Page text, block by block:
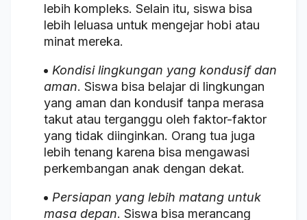
lebih kompleks. Selain itu, siswa bisa
lebih leluasa untuk mengejar hobi atau
minat mereka.
Kondisi lingkungan yang kondusif dan
aman. Siswa bisa belajar di lingkungan
yang aman dan kondusif tanpa merasa
takut atau terganggu oleh faktor-faktor
yang tidak diinginkan. Orang tua juga
lebih tenang karena bisa mengawasi
perkembangan anak dengan dekat.
Persiapan yang lebih matang untuk
masa depan. Siswa bisa merancang